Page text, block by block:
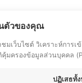
ตัวของคุณ
มเว็บไซต์ วิเคราะห์กา
มครองข้อมูลส่วนบุคคล
ปฏิเสธทั้